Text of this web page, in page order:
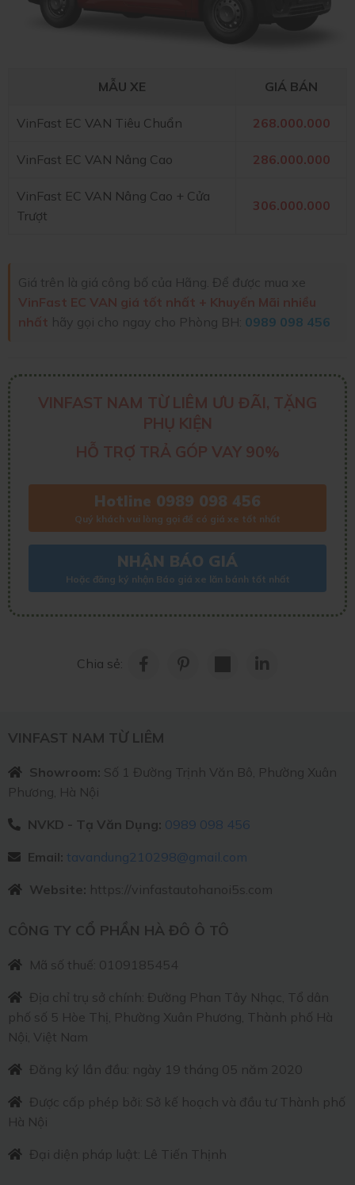
MẪU XE GIÁ BÁN
VinFast EC VAN Tiêu Chuẩn 268.000.000
VinFast EC VAN Nâng Cao 286.000.000
VinFast EC VAN Nâng Cao + Cửa
Trượt
306.000.000
Giá trên là giá công bố của Hãng. Để được mua xe
VinFast EC VAN giá tốt nhất + Khuyến Mãi nhiều
nhất hãy gọi cho ngay cho Phòng BH: 0989 098 456
VINFAST NAM TỪ LIÊM ƯU ĐÃI, TẶNG
PHỤ KIỆN
HỖ TRỢ TRẢ GÓP VAY 90%
Hotline 0989 098 456
Quý khách vui lòng gọi để có giá xe tốt nhất
NHẬN BÁO GIÁ
Hoặc đăng ký nhận Báo giá xe lăn bánh tốt nhất
Chia sẻ:
VINFAST NAM TỪ LIÊM
Showroom: Số 1 Đường Trịnh Văn Bô, Phường Xuân
Phương, Hà Nội
NVKD - Tạ Văn Dụng: 0989 098 456
Email: tavandung210298@gmail.com
Website: https://vinfastautohanoi5s.com
CÔNG TY CỔ PHẦN HÀ ĐÔ Ô TÔ
Mã số thuế: 0109185454
Địa chỉ trụ sở chính: Đường Phan Tây Nhạc, Tổ dân
phố số 5 Hòe Thị, Phường Xuân Phương, Thành phố Hà
Nội, Việt Nam
Đăng ký lần đầu: ngày 19 tháng 05 năm 2020
Được cấp phép bởi: Sở kế hoạch và đầu tư Thành phố
Hà Nội
Đại diện pháp luật: Lê Tiến Thịnh